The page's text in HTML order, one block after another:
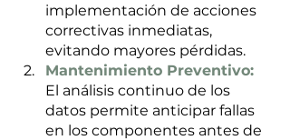
implementación de acciones
correctivas inmediatas,
evitando mayores pérdidas.
Mantenimiento Preventivo:
El análisis continuo de los
datos permite anticipar fallas
en los componentes antes de